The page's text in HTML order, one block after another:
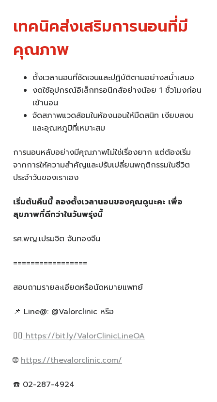
เทคนิคส่งเสริมการนอนที่มี
คุณภาพ
ตั้งเวลานอนที่ชัดเจนและปฏิบัติตามอย่างสม่ำเสมอ
งดใช้อุปกรณ์อิเล็กทรอนิกส์อย่างน้อย 1 ชั่วโมงก่อน
เข้านอน
จัดสภาพแวดล้อมในห้องนอนให้มืดสนิท เงียบสงบ
และอุณหภูมิที่เหมาะสม
การนอนหลับอย่างมีคุณภาพไม่ใช่เรื่องยาก แต่ต้องเริ่ม
จากการให้ความสำคัญและปรับเปลี่ยนพฤติกรรมในชีวิต
ประจำวันของเราเอง
เริ่มต้นคืนนี้ ลองตั้งเวลานอนของคุณดูนะคะ เพื่อ
สุขภาพที่ดีกว่าในวันพรุ่งนี้
รศ.พญ.เปรมจิต จันทองจีน
=================
สอบถามรายละเอียดหรือนัดหมายแพทย์
📌 Line@: @Valorclinic หรือ
👉🏻 https://bit.ly/ValorClinicLineOA
🌐 https://thevalorclinic.com/
☎️ 02-287-4924